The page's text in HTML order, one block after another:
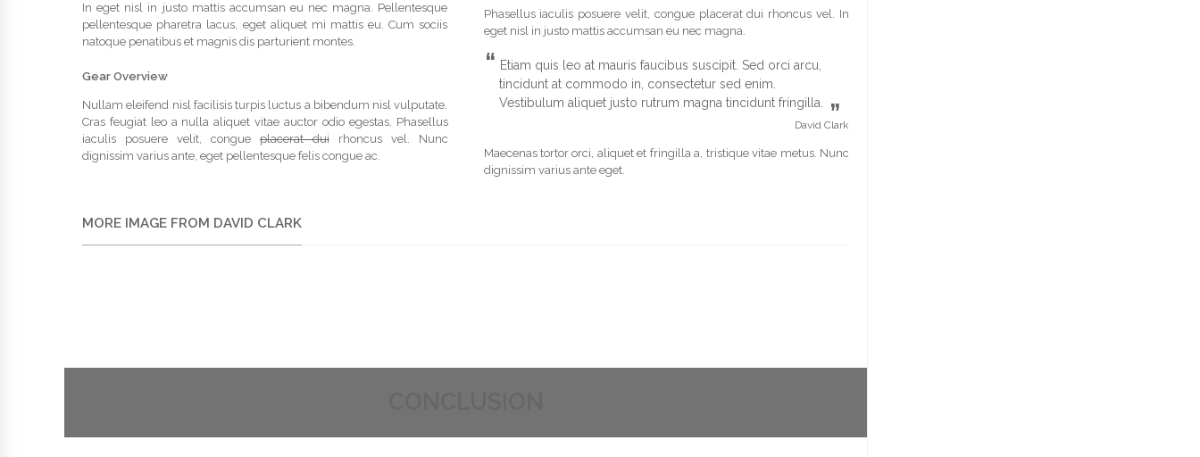
In eget nisl in justo mattis accumsan eu nec magna. Pellentesque
pellentesque pharetra lacus, eget aliquet mi mattis eu. Cum sociis
natoque penatibus et magnis dis parturient montes.
Gear Overview
Nullam eleifend nisl facilisis turpis luctus a bibendum nisl vulputate.
Cras feugiat leo a nulla aliquet vitae auctor odio egestas. Phasellus
iaculis posuere velit, congueplacerat duirhoncus vel. Nunc
dignissim varius ante, eget pellentesque felis congue ac.
Phasellus iaculis posuere velit, congue placerat dui rhoncus vel. In
eget nisl in justo mattis accumsan eu nec magna.
“ Etiam quis leo at mauris faucibus suscipit. Sed orci arcu,
tincidunt at commodo in, consectetur sed enim.
Vestibulum aliquet justo rutrum magna tincidunt fringilla.
”
David Clark
Maecenas tortor orci, aliquet et fringilla a, tristique vitae metus. Nunc
dignissim varius ante eget.
MORE IMAGE FROM DAVID CLARK